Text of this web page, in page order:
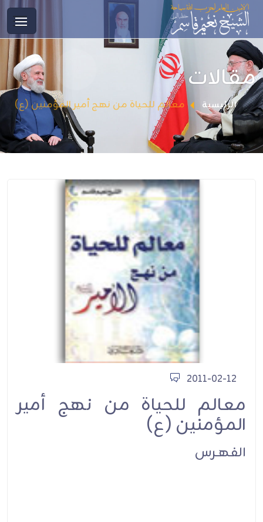
مقالات
الرئيسية معالم للحياة من نهج أمير المؤمنين (ع)
2011-02-12
معالم للحياة من نهج أمير
المؤمنين (ع)
الفهـرس